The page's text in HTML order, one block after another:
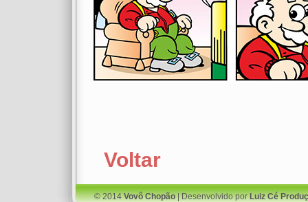
Voltar
© 2014Vovô Chopão| Desenvolvido porLuiz Cé